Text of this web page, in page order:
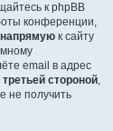
к phpBB
конференции,
напрямую к сайту
email в адрес
третьей стороной,
не получить